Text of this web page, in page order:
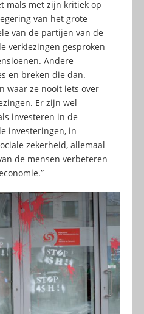
mals met zijn kritiek op
van het grote
van de partijen van de
verkiezingen gesproken
Andere
en breken die dan.
waar ze nooit iets over
Er zijn wel
investeren in de
investeringen, in
zekerheid, allemaal
de mensen verbeteren